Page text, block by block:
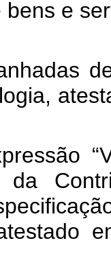
e
da